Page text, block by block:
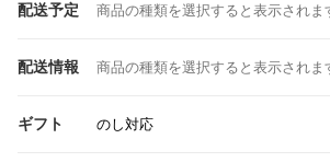
配送予定 商品の種類を選択すると表示されま
配送情報 商品の種類を選択すると表示されま
ギフト のし対応